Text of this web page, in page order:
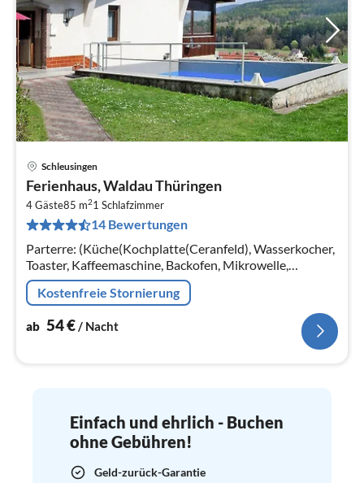
Schleusingen
Ferienhaus, Waldau Thüringen
4 Gäste85 m21 Schlafzimmer
14 Bewertungen
Parterre: (Küche(Kochplatte(Ceranfeld), Wasserkocher,
Toaster, Kaffeemaschine, Backofen, Mikrowelle,
Kühl-/Gefrierkombination),
Wohn/Esszimmer(TV(Satellit), Radio)
Kostenfreie Stornierung
ab 54€/ Nacht
Einfach und ehrlich - Buchen
ohne Gebühren!
Geld-zurück-Garantie